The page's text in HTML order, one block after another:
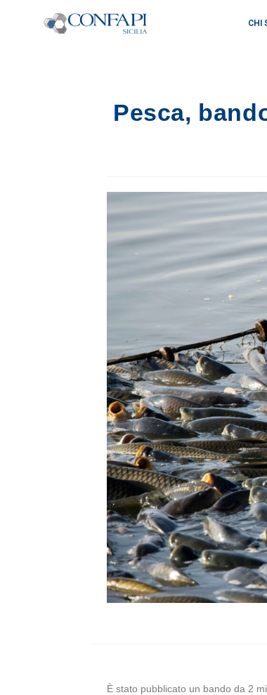
CHI
Pesca,
È stato pubblicato un bando da 2